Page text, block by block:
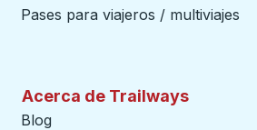
Pases para viajeros / multiviajes
Acerca de Trailways
Blog